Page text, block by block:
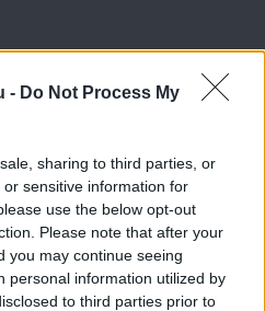
- Do Not Process My
sharing to third parties, or
sensitive information for
use the below opt-out
Please note that after your
you may continue seeing
personal information utilized by
to third parties prior to